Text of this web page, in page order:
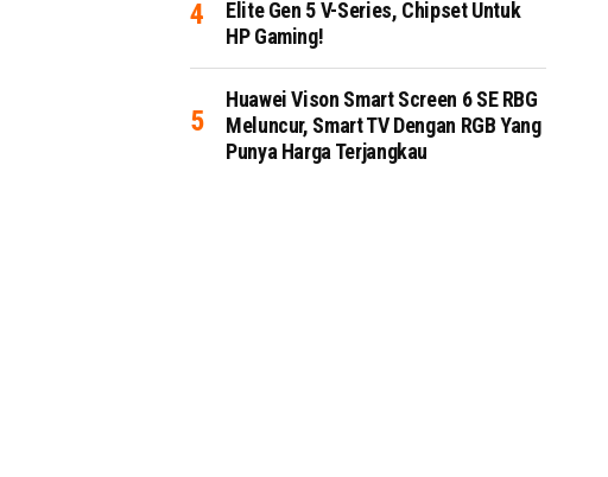
Elite Gen 5 V-Series, Chipset Untuk
HP Gaming!
Huawei Vison Smart Screen 6 SE RBG
Meluncur, Smart TV Dengan RGB Yang
Punya Harga Terjangkau